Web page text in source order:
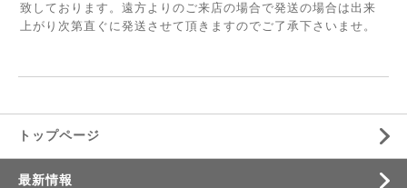
致しております。遠方よりのご来店の場合で発送の場合は出来
上がり次第直ぐに発送させて頂きますのでご了承下さいませ。
トップページ
最新情報